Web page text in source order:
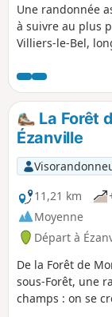
Une randonnée
à suivre au plus
Villiers-le-Bel,
les vestiges
amoureux du
tramway et de
La Forêt
Ézanville
11,21 km
Moyenne
Départ à
De la Forêt de
sous-Forêt, une
champs : on se